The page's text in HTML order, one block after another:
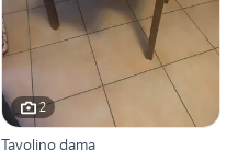
2
Tavolino dama